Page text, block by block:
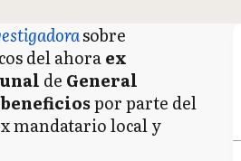
sobre
del ahoraex
de General
beneficiospor parte del
mandatario local y